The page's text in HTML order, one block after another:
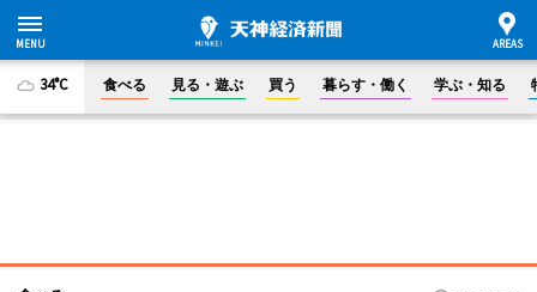
34°C 食べる 見る・遊ぶ 買う 暮らす・働く 学ぶ・知る